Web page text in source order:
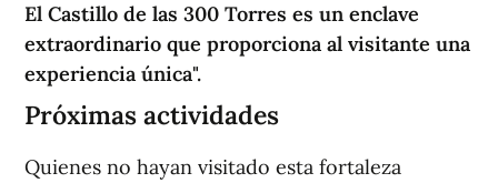
El Castillo de las 300 Torres es un enclave
extraordinario que proporciona al visitante una
experiencia única".
Próximas actividades
Quienes no hayan visitado esta fortaleza